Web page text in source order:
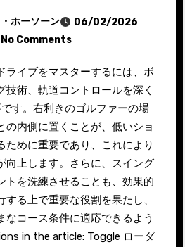
ホーソーン
06/02/2026
No Comments
技術、軌道コントロールを深く
す。右利きのゴルファーの場
の内側に置くことが、低いショ
ために重要であり、これにより
向上します。さらに、スイング
トを洗練させることも、効果的
る上で重要な役割を果たし、
なコース条件に適応できるよう
in the article: Toggle ローダ